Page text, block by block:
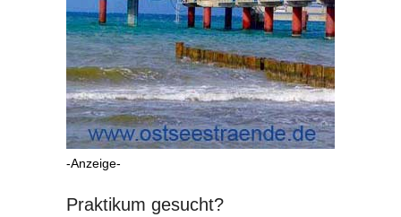
-Anzeige-
Praktikum gesucht?